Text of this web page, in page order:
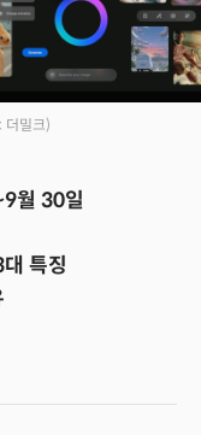
더밀크)
월 30일
특징